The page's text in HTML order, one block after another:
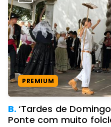
PREMIUM
B.‘Tardes de
Ponte com muito